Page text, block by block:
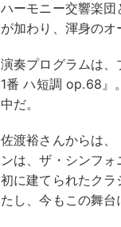
ハーモニー交響楽
が加わり、渾身のオ
演奏プログラムは
1番 ハ短調 op.68』
中だ。
佐渡裕さんからは、
ンは、ザ・シンフ
初に建てられたク
たし、今もこの舞台